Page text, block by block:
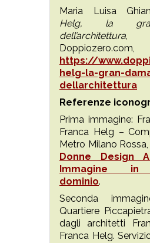
Maria Luisa
Helg, la
dell’architettura ,
Doppiozero.com,
https://
helg-la-gran-
dellarchitettura
Referenze
Prima immagine:
Franca Helg –
Metro Milano
Donne Design
Immagine in
dominio.
Seconda
Quartiere
dagli architetti
Franca Helg.